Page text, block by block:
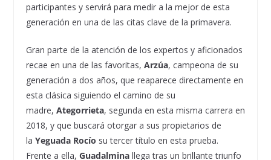
participantes y servirá para medir a la mejor de esta
generación en una de las citas clave de la primavera.
Gran parte de la atención de los expertos y aficionados
recae en una de las favoritas, Arzúa, campeona de su
generación a dos años, que reaparece directamente en
esta clásica siguiendo el camino de su
madre, Ategorrieta, segunda en esta misma carrera en
2018, y que buscará otorgar a sus propietarios de
la Yeguada Rocío su tercer título en esta prueba.
Frente a ella, Guadalminallega tras un brillante triunfo